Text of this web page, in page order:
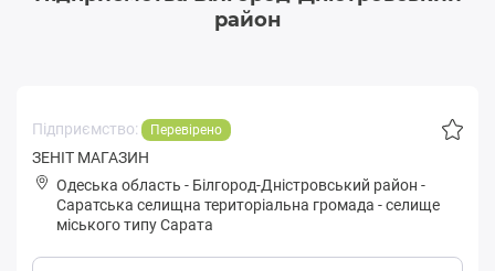
район
Підприємство: Перевірено
ЗЕНІТ МАГАЗИН
Одеська область - Білгород-Дністровський район -
Сapaтськa селищна територіальна громада -селище
міського типу Сарата